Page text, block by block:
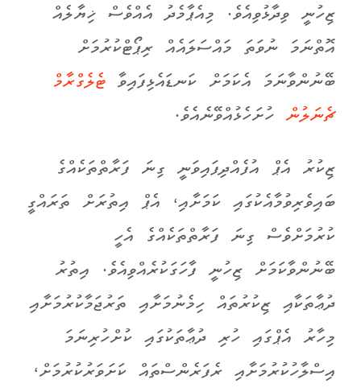
ޒިހުނީ ވިދާޅުވިއެވެ. މިއެޕާމެދު އެއްވެސް ޚިޔާލެއް
އޮތްނަމަ ނުވަތަ މައްސަލައެއް ރިޕޯޓްކުރުމަށް
ބޭނުންވާނަމަ އެކަމަށް ކަނޑައެޅިފައިވާ ޓެލެގްރާމް
ޗެނަލުންހުށަހެޅުއްވޭނެއެވެ.
ޒިކުރު އެޕް އުފެއްދިފައިވަނީ ގިނަ ފަރާތްތަކެއްގެ
ބައިވެރިވުމާއެކުގައި ކަމަށާއި، އެޕް އިތުރަށް ތަރައްގީ
ކުރުމަށްވެސް ގިނަ ފަރާތްތަކެއްގެ އެހީ
ބޭނުންވާކަމަށް ޒިހުނީ ފާހަގަކުރެއްވިއެވެ. އިތުރު
ދުޢާތަކާއި ޒިކުރުތައް ހިމެނުމަށާއި ތަރުޖަމާކުރުމަށާއި
މިހާރު އެޕްގައި ހުރި ދުޢާތަކުގައި ކުށްހުރިނަމަ
އިސްލާހުކުރުމަށާއި ރެފަރެންސްތައް ކަށަވަރުކުރުމަށް،